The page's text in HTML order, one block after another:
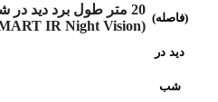
(فاصله)
دید در
شب
20 متر طول برد دید
(SMART IR Night Vision)